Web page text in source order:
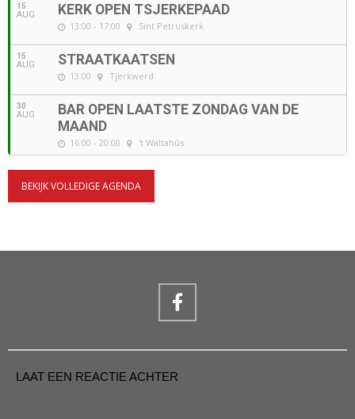
15
AUG KERK OPEN TSJERKEPAAD
13:00 - 17:00 Sint Petruskerk
15
AUG STRAATKAATSEN
13:00 Tjerkwerd
30
AUG
BAR OPEN LAATSTE ZONDAG VAN DE
MAAND
16:00 - 20:00 't Waltahûs
BEKIJK VOLLEDIGE AGENDA
LAAT EEN REACTIE ACHTER